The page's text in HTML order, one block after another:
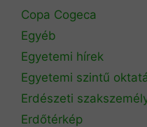
Copa Cogeca
Egyéb
Egyetemi hírek
Egyetemi szintű
Erdészeti
Erdőtérkép